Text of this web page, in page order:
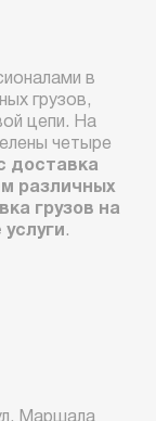
в
грузов,
цепи. На
четыре
доставка
различных
грузов на
.
Маршала